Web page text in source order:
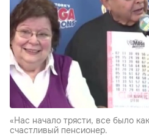
«Нас начало трясти, все было
счастливый пенсионер.